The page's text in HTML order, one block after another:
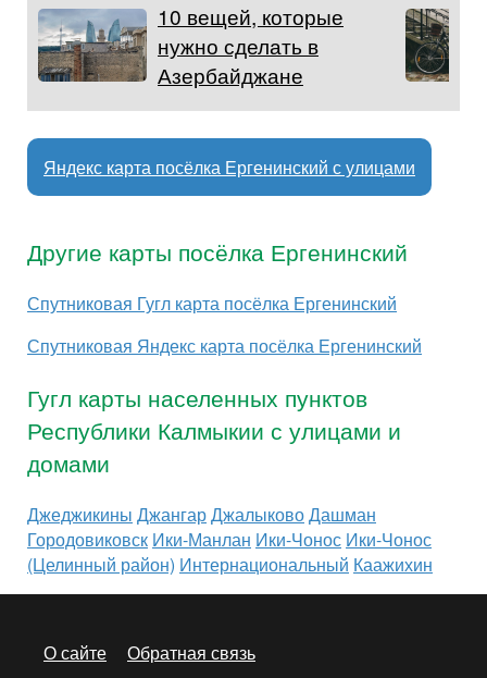
10 вещей, которые
нужно сделать в
Азербайджане
Яндекс карта посёлка Ергенинский с улицами
Другие карты посёлка Ергенинский
Спутниковая Гугл карта посёлка Ергенинский
Спутниковая Яндекс карта посёлка Ергенинский
Гугл карты населенных пунктов
Республики Калмыкии с улицами и
домами
Джеджикины ДжангарДжалыковоДашман
Городовиковск Ики-Манлан Ики-Чонос Ики-Чонос
(Целинный район) Интернациональный Каажихин
О сайте Обратная связь